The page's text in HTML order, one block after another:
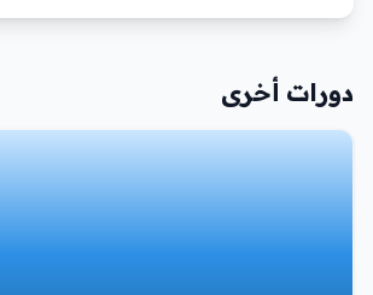
دورات أخرى